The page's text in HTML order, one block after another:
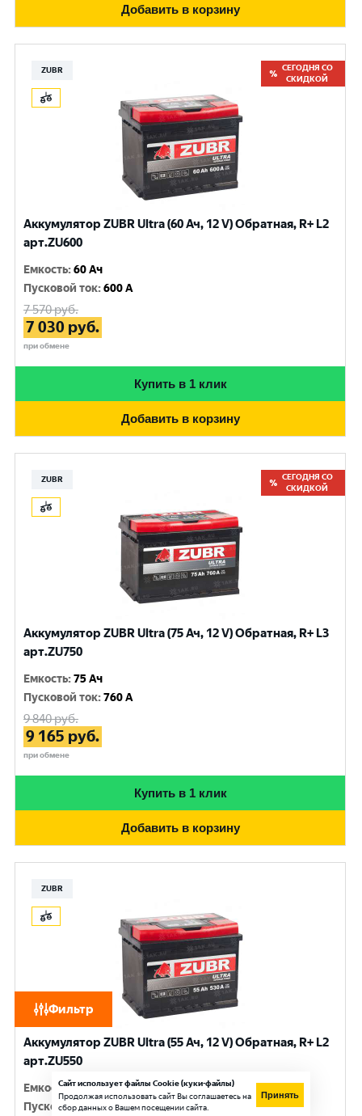
Фильтр
Добавить в корзину
ZUBR
СЕГОДНЯ СО
СКИДКОЙ
Аккумулятор ZUBR Ultra (60 Ач, 12 V) Обратная, R+ L2
арт.ZU600
Емкость:60 Ач
Пусковой ток:600 A
7 570руб.
7 030 руб.
при обмене
Купить в 1 клик
Добавить в корзину
ZUBR
СЕГОДНЯ СО
СКИДКОЙ
Аккумулятор ZUBR Ultra (75 Ач, 12 V) Обратная, R+ L3
арт.ZU750
Емкость:75 Ач
Пусковой ток:760 A
9 840руб.
9 165 руб.
при обмене
Купить в 1 клик
Добавить в корзину
ZUBR
Аккумулятор ZUBR Ultra (55 Ач, 12 V) Обратная, R+ L2
арт.ZU550
Емкость:55 Ач
Пусковой ток:530 A
Сайт использует файлы Cookie (куки-файлы)
Продолжая использовать сайт Вы соглашаетесь на
сбор данных о Вашем посещении сайта.
Принять